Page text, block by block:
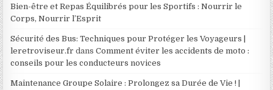
Bien-être et Repas Équilibrés pour les Sportifs : Nourrir le
Corps, Nourrir l’Esprit
Sécurité des Bus: Techniques pour Protéger les Voyageurs |
leretroviseur.fr dansComment éviter les accidents de moto :
conseils pour les conducteurs novices
Maintenance Groupe Solaire : Prolongez sa Durée de Vie ! |